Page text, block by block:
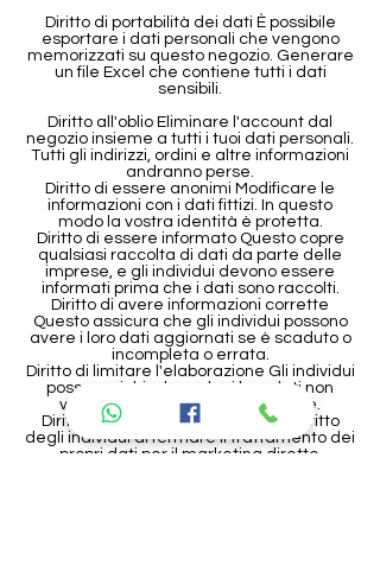
Diritto di portabilità dei dati È possibile
esportare i dati personali che vengono
memorizzati su questo negozio. Generare
un file Excel che contiene tutti i dati
sensibili.
Diritto all'oblio Eliminare l'account dal
negozio insieme a tutti i tuoi dati personali.
Tutti gli indirizzi, ordini e altre informazioni
andranno perse.
Diritto di essere anonimi Modificare le
informazioni con i dati fittizi. In questo
modo la vostra identità è protetta.
Diritto di essere informato Questo copre
qualsiasi raccolta di dati da parte delle
imprese, e gli individui devono essere
informati prima che i dati sono raccolti.
Diritto di avere informazioni corrette
Questo assicura che gli individui possono
avere i loro dati aggiornati se è scaduto o
incompleta o errata.
Diritto di limitare l'elaborazione Gli individui
possono richiedere che i loro dati non
viene utilizzato per l'elaborazione.
Diritto di oggetto Questo include diritto
degli individui di fermare il trattamento dei
propri dati per il marketing diretto.